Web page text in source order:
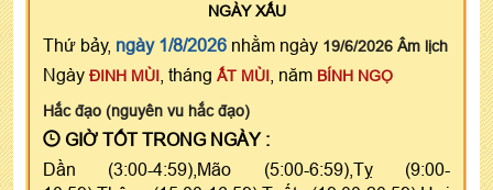
NGÀYXẤU
Thứ bảy, ngày 1/8/2026 nhằm ngày 19/6/2026 Âm lịch
Ngày ĐINH MÙI , tháng ẤT MÙI , năm BÍNH NGỌ
Hắc đạo (nguyên vu hắc đạo)
GIỜ TỐT TRONG NGÀY :
Dần (3:00-4:59),Mão (5:00-6:59),Tỵ (9:00-